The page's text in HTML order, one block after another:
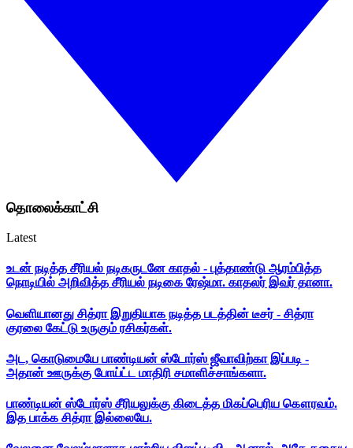
தொலைக்காட்சி
Latest
உடன் நடித்த சீரியல் நடிகருடனே காதல் - புத்தாண்டு ஆரம்பித்த
நொடியில் அறிவித்த சீரியல் நடிகை ரேஷ்மா. காதலர் இவர் தானா.
வெளியானது சித்ரா இறுதியாக நடித்த படத்தின் டீசர் - சித்ரா
குரலை கேட்டு உருகும் ரசிகர்கள்.
அட, கொடுமையே பாண்டியன் ஸ்டோர்ஸ் ஜீவாவிற்கா இப்படி -
அதான் ஊருக்கு போய்ட்ட மாதிரி சமாளிச்சாங்களா.
பாண்டியன் ஸ்டோர்ஸ் சீரியலுக்கு கிடைத்த மிகப்பெரிய கௌரவம்.
இத பாக்க சித்ரா இல்லையே.